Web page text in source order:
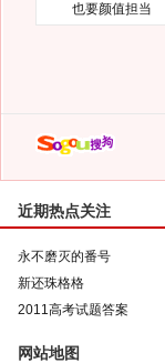
也要颜值担当
近期热点关注
永不磨灭的番号
新还珠格格
2011高考试题答案
网站地图